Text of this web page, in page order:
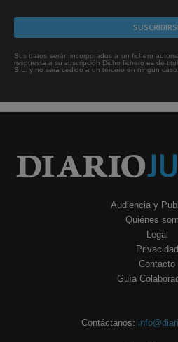
Sus datos serán incorporados a un fichero
respuesta a su suscripción Dicho fichero es de
S.L. y no será cedido a un tercero en ningún caso.
Audiencia y
Quiénes
Legal
Privacidad
Contacto
Guía
Contáctanos: